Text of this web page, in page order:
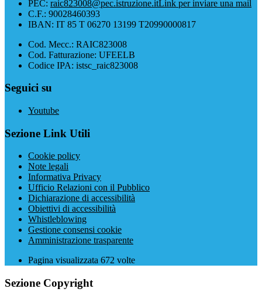
PEC: raic823008@pec.istruzione.itLink per inviare una mail
C.F.: 90028460393
IBAN: IT 85 T 06270 13199 T20990000817
Cod. Mecc.: RAIC823008
Cod. Fatturazione: UFEELB
Codice IPA: istsc_raic823008
Seguici su
Youtube
Sezione Link Utili
Cookie policy
Note legali
Informativa Privacy
Ufficio Relazioni con il Pubblico
Dichiarazione di accessibilità
Obiettivi di accessibilità
Whistleblowing
Gestione consensi cookie
Amministrazione trasparente
Pagina visualizzata 672 volte
Sezione Copyright